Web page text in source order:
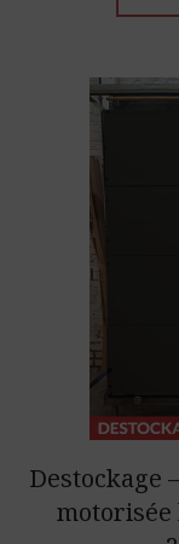
Destockage